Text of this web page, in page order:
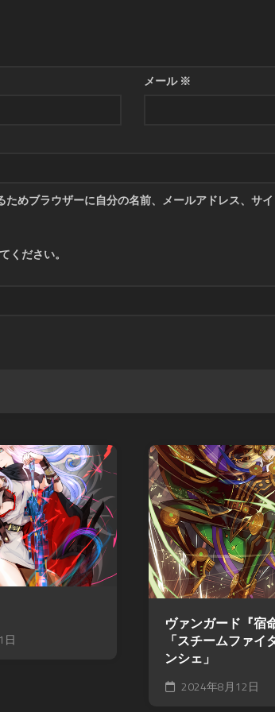
メール※
めブラウザーに自分の名前、メールアドレス、サイ
ください。
日
ヴァンガード『宿
「スチームファイ
ンシェ」
2024年8月12日